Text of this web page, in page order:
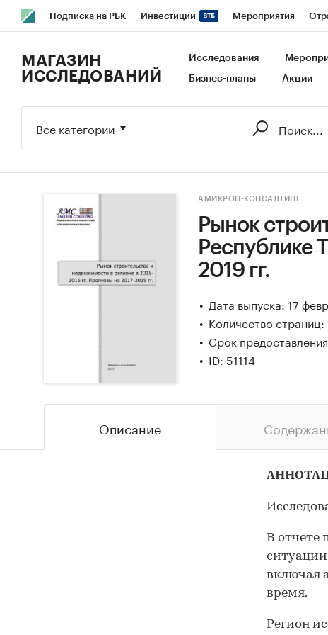
Подписка на РБК Инвестиции Мероприятия
Исследования Кредитные рейтинги Франшизы Газета
МАГАЗИН
ИССЛЕДОВАНИЙ
Исследования
Бизнес-планы Акции
Все категории
АМИКРОН-КОНСАЛТИНГ
Рынок
Республике
2019 гг.
Дата выпуска: 17
Количество страниц:
Срок
ID: 51114
Описание
В отчете
включая
время.
Регион